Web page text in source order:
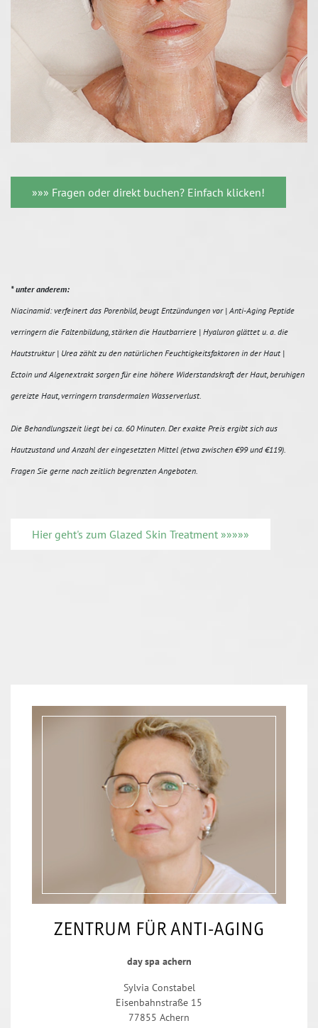
»»» Fragen oder direkt buchen? Einfach klicken!
* unter anderem:
Niacinamid: verfeinert das Porenbild, beugt Entzündungen vor | Anti-Aging Peptide
verringern die Faltenbildung, stärken die Hautbarriere | Hyaluron glättet u. a. die
Hautstruktur | Urea zählt zu den natürlichen Feuchtigkeitsfaktoren in der Haut |
Ectoin und Algenextrakt sorgen für eine höhere Widerstandskraft der Haut, beruhigen
gereizte Haut, verringern transdermalen Wasserverlust.
Die Behandlungszeit liegt bei ca. 60 Minuten. Der exakte Preis ergibt sich aus
Hautzustand und Anzahl der eingesetzten Mittel (etwa zwischen €99 und €119).
Fragen Sie gerne nach zeitlich begrenzten Angeboten.
Hier geht's zum Glazed Skin Treatment »»»»»
ZENTRUM FÜR ANTI-AGING
day spa achern
Sylvia Constabel
Eisenbahnstraße 15
77855 Achern